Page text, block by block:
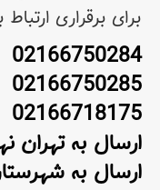
برای برقراری
02166750284
02166750285
02166718175
ارسال به تهران نهایت 24
ارسال به شهرستان نهایت